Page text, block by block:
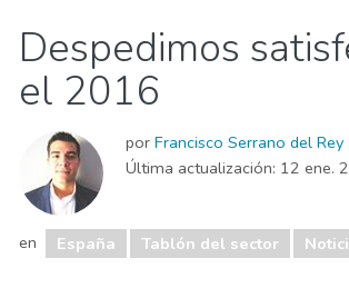
Sala de prensa
Tablón corporativo
Tablón de Propietarios
Despedimos
el 2016
por Francisco Serrano del Rey
Última actualización: 12 ene.
en España Tablón del sector